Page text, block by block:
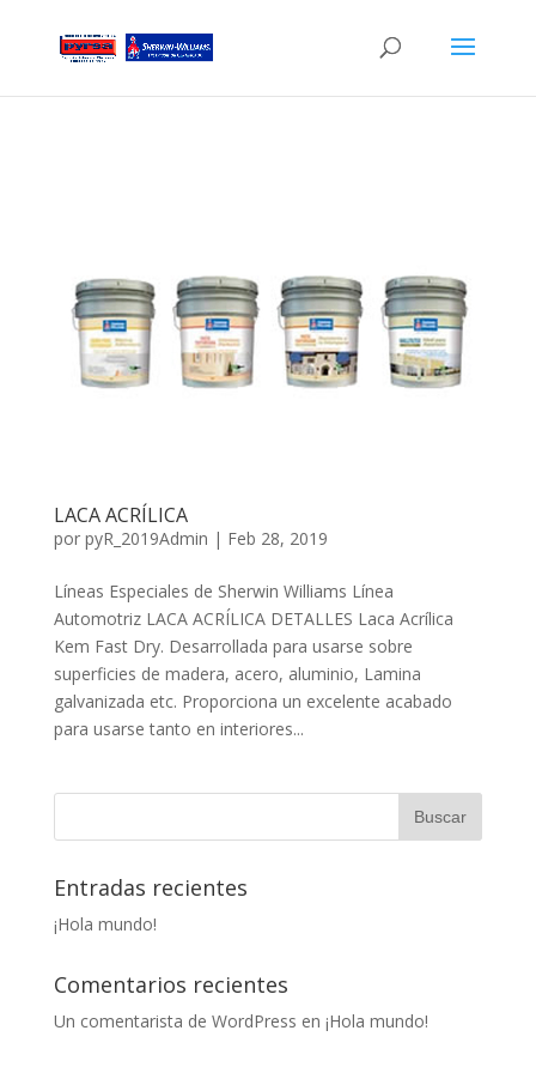
LACA ACRÍLICA
por pyR_2019Admin | Feb 28, 2019
Líneas Especiales de Sherwin Williams Línea
Automotriz LACA ACRÍLICA DETALLES Laca Acrílica
Kem Fast Dry. Desarrollada para usarse sobre
superficies de madera, acero, aluminio, Lamina
galvanizada etc. Proporciona un excelente acabado
para usarse tanto en interiores...
Entradas recientes
¡Hola mundo!
Comentarios recientes
Un comentarista de WordPress en ¡Hola mundo!